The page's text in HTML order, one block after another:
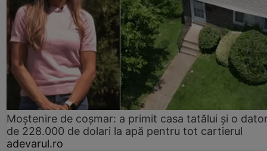
Moștenire de coșmar: a primit casa tatălui și o
de 228.000 de dolari la apă pentru tot cartierul
adevarul.ro